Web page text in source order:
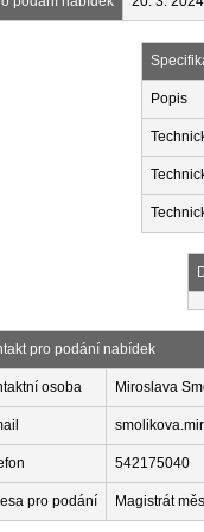
Popis
pro podání nabídek
osoba Miroslava
542175040
pro podání Magistrát